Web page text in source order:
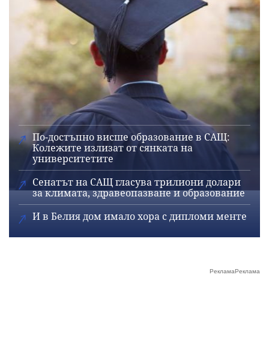
По-достъпно висше образование в САЩ:
Колежите излизат от сянката на
университетите
Сенатът на САЩ гласува трилиони долари
за климата, здравеопазване и образование
И в Белия дом имало хора с дипломи менте